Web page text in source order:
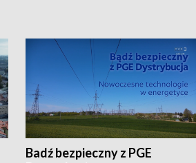
Badź bezpieczny z PGE